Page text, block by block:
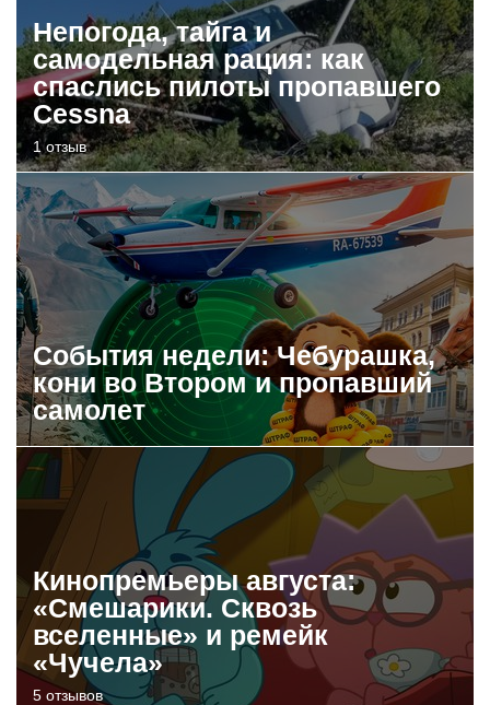
Непогода, тайга и
самодельная рация: как
спаслись пилоты пропавшего
Cessna
1 отзыв
События недели: Чебурашка,
кони во Втором и пропавший
самолет
Кинопремьеры августа:
«Смешарики. Сквозь
вселенные» и ремейк
«Чучела»
5 отзывов